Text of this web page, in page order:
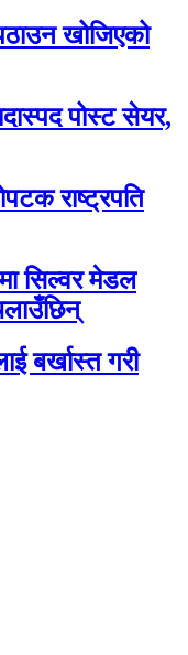
खोजिएको
पोस्ट सेयर,
राष्ट्रपति
सिल्वर मेडल
बर्खास्त गरी